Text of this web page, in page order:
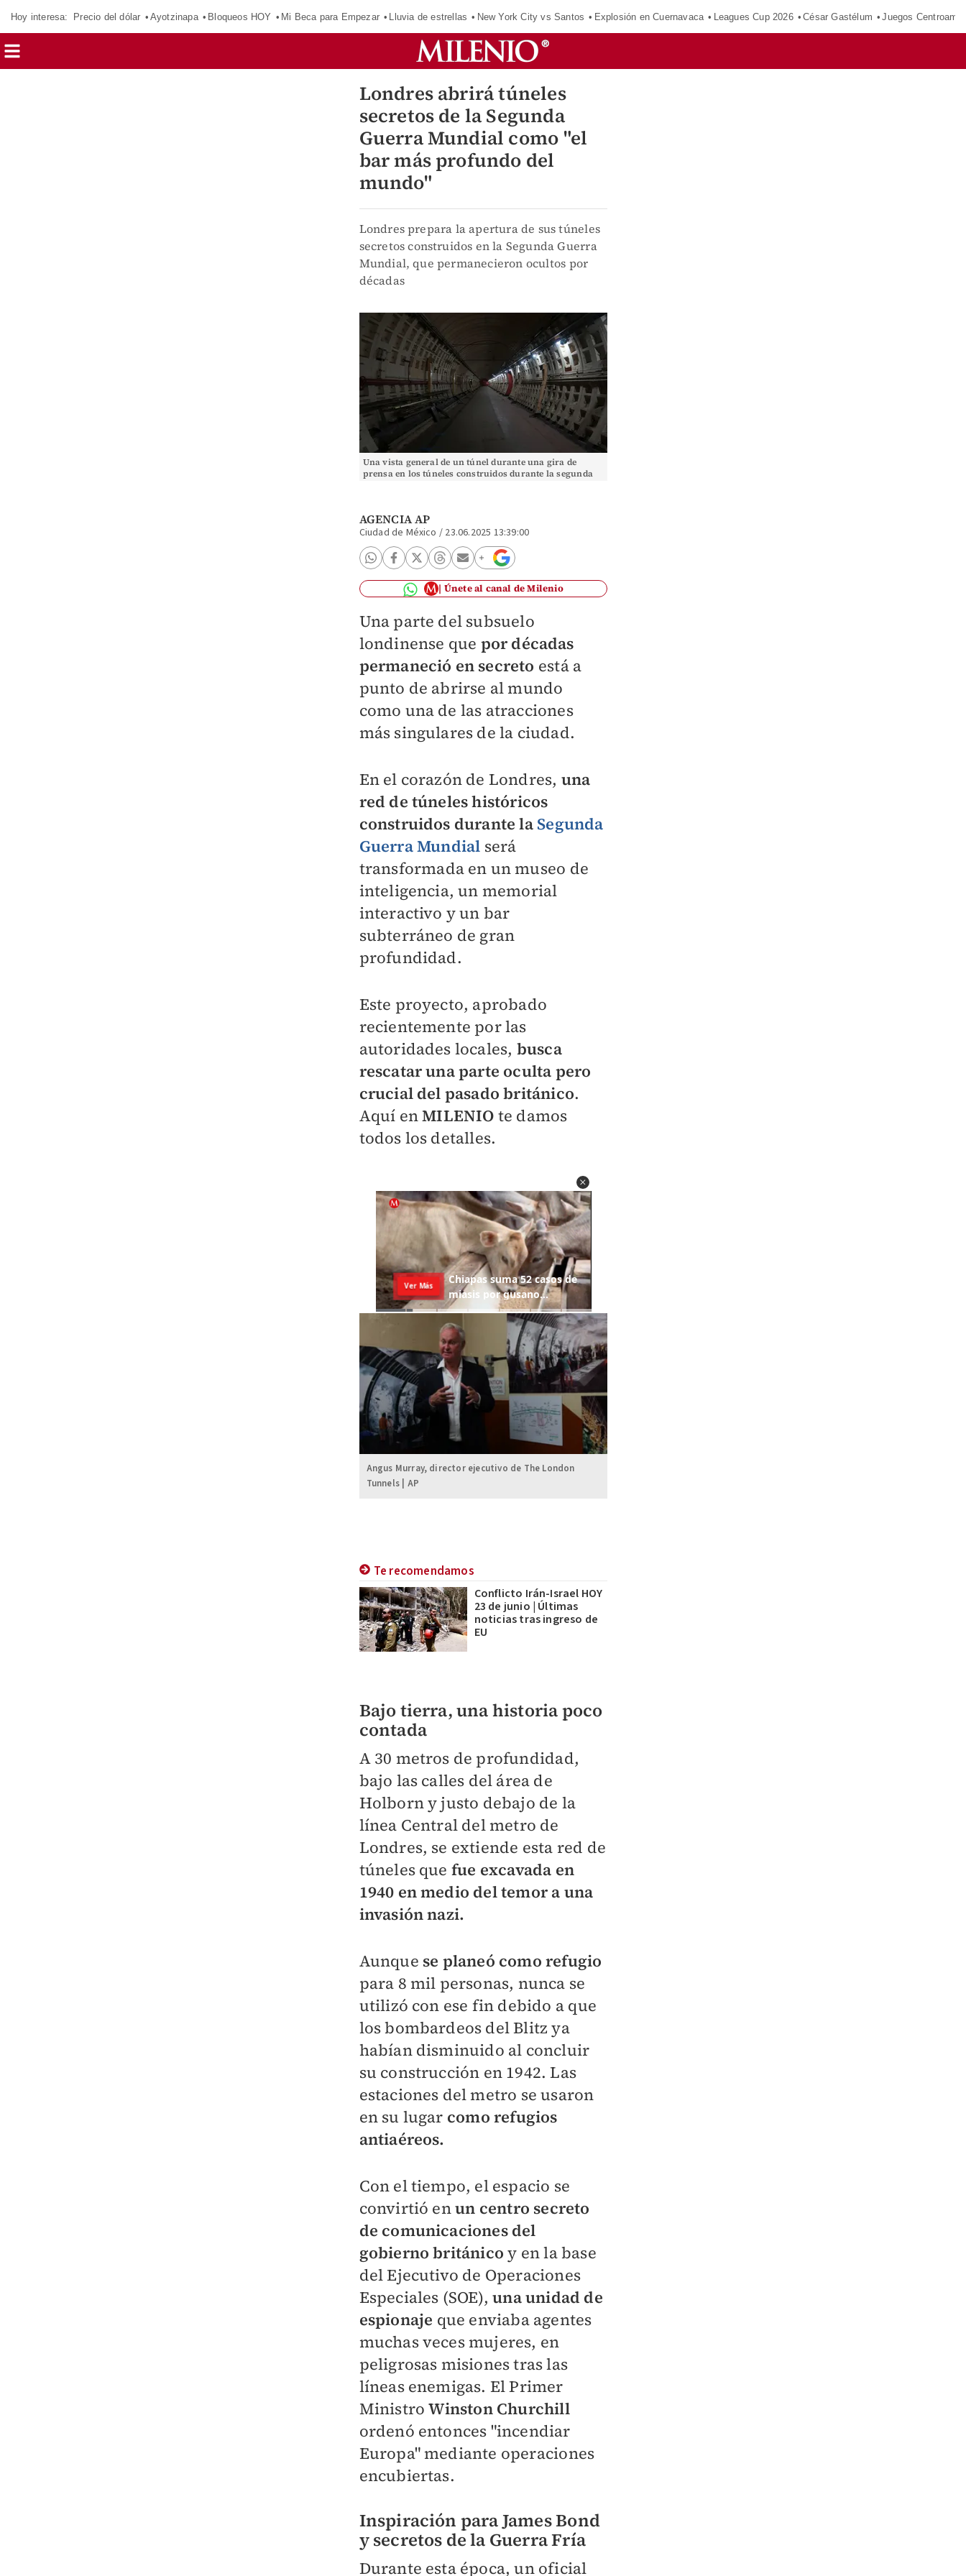
Hoy interesa: Precio del dólar Ayotzinapa Bloqueos HOY Mi Beca para Empezar Lluvia de estrellas New York City vs Santos Explosión en Cuernavaca Leagues Cup 2026 César Gastélum Juegos
Londres abrirá túneles
secretos de la Segunda
Guerra Mundial como "el
bar más profundo del
mundo"
Londres prepara la apertura de sus túneles
secretos construidos en la Segunda Guerra
Mundial, que permanecieron ocultos por
décadas
Una vista general de un túnel durante una gira de
prensa en los túneles construidos durante la segunda
AGENCIA AP
Ciudad de México / 23.06.2025 13:39:00
Únete al canal de Milenio
Una parte del subsuelo
londinense que por décadas
permaneció en secreto está a
punto de abrirse al mundo
como una de las atracciones
más singulares de la ciudad.
En el corazón de Londres, una
red de túneles históricos
construidos durante la Segunda
Guerra Mundial será
transformada en un museo de
inteligencia, un memorial
interactivo y un bar
subterráneo de gran
profundidad.
Este proyecto, aprobado
recientemente por las
autoridades locales, busca
rescatar una parte oculta pero
crucial del pasado británico.
Aquí enMILENIO te damos
todos los detalles.
Angus Murray, director ejecutivo de The London
Tunnels | AP
Te recomendamos
Conflicto Irán-Israel HOY
23 de junio | Últimas
noticias tras ingreso de
EU
Bajo tierra, una historia poco
contada
A 30 metros de profundidad,
bajo las calles del área de
Holborn y justo debajo de la
línea Central del metro de
Londres, se extiende esta red de
túneles que fue excavada en
1940 en medio del temor a una
invasión nazi.
Aunque se planeó como refugio
para 8 mil personas, nunca se
utilizó con ese fin debido a que
los bombardeos del Blitz ya
habían disminuido al concluir
su construcción en 1942. Las
estaciones del metro se usaron
en su lugar como refugios
antiaéreos.
Con el tiempo, el espacio se
convirtió enun centro secreto
de comunicaciones del
gobierno británicoy en la base
del Ejecutivo de Operaciones
Especiales (SOE),una unidad de
espionaje que enviaba agentes
muchas veces mujeres, en
peligrosas misiones tras las
líneas enemigas. El Primer
MinistroWinston Churchill
ordenó entonces "incendiar
Europa" mediante operaciones
encubiertas.
Inspiración para James Bond
y secretos de la Guerra Fría
Durante esta época, un oficial